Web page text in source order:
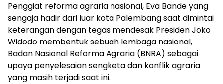
Penggiat reforma agraria nasional, Eva Bande yang
sengaja hadir dari luar kota Palembang saat dimintai
keterangan dengan tegas mendesak Presiden Joko
Widodo membentuk sebuah lembaga nasional,
Badan Nasional Reforma Agraria (BNRA) sebagai
upaya penyelesaian sengketa dan konflik agraria
yang masih terjadi saat ini.